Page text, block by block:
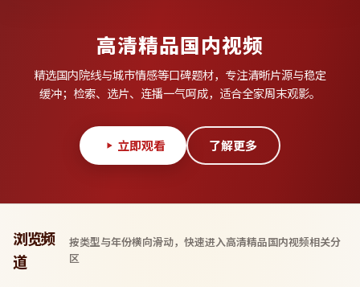
高清精品国内视频
精选国内院线与城市情感等口碑题材，专注清晰片源与稳定
缓冲；检索、选片、连播一气呵成，适合全家周末观影。
立即观看 了解更多
浏览频
道
按类型与年份横向滑动，快速进入高清精品国内视频相关分
区